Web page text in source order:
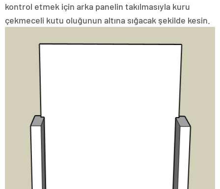
kontrol etmek için arka panelin takılmasıyla kuru
çekmeceli kutu oluğunun altına sığacak şekilde kesin.